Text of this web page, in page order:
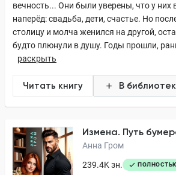
вечность... Они были уверены, что у них
наперёд: свадьба, дети, счастье. Но
столицу и молча женился на другой,
будто плюнули в душу. Годы прошли,
раскрыть
Читать книгу В
Измена. Путь
Анна Гром
239.4K зн.